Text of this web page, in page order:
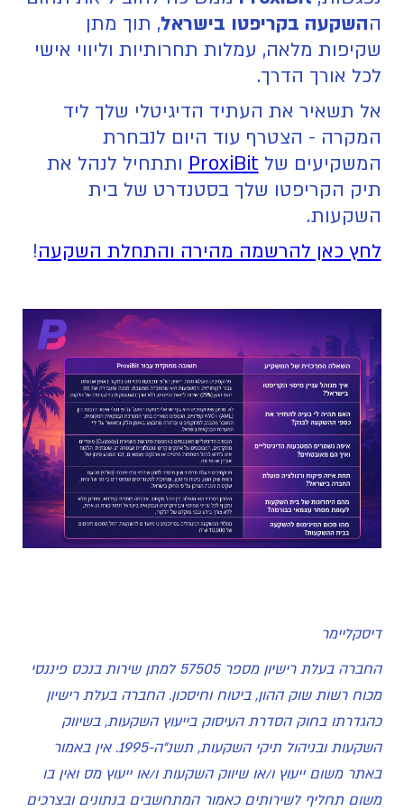
ההשקעה בקריפטו בישראל, תוך מתן
שקיפות מלאה, עמלות תחרותיות וליווי אישי
לכל אורך הדרך.
אל תשאיר את העתיד הדיגיטלי שלך ליד
המקרה - הצטרף עוד היום לנבחרת
המשקיעים של ProxiBit ותתחיל לנהל את
תיק הקריפטו שלך בסטנדרט של בית
השקעות.
לחץ כאן להרשמה מהירה והתחלת השקעה!
דיסקליימר
החברה בעלת רישיון מספר 57505 למתן שירות בנכס פיננסי
מכוח רשות שוק ההון, ביטוח וחיסכון. החברה בעלת רישיון
כהגדרתו בחוק הסדרת העיסוק בייעוץ השקעות, בשיווק
השקעות ובניהול תיקי השקעות, תשנ"ה-1995. אין באמור
באתר משום ייעוץ ו/או שיווק השקעות ו/או ייעוץ מס ואין בו
משום תחליף לשירותים כאמור המתחשבים בנתונים ובצרכים